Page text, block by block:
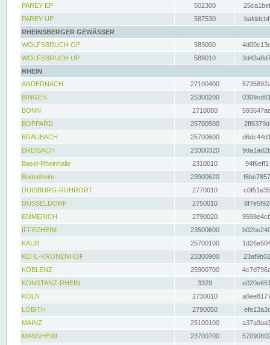
PAREY EP
502300
PAREY UP
587530
RHEINSBERGER GEWÄSSER
WOLFSBRUCH OP
589000
WOLFSBRUCH UP
589010
RHEIN
ANDERNACH
27100400
BINGEN
25300200
BONN
2710080
BOPPARD
25700500
BRAUBACH
25700600
BREISACH
23300320
Basel-Rheinhalle
2310010
Bodenheim
23900620
DUISBURG-RUHRORT
2770010
DÜSSELDORF
2750010
EMMERICH
2790020
IFFEZHEIM
23500600
KAUB
25700100
KEHL-KRONENHOF
23300900
KOBLENZ
25900700
KONSTANZ-RHEIN
3329
KÖLN
2730010
LOBITH
2790050
MAINZ
25100100
MANNHEIM
23700700